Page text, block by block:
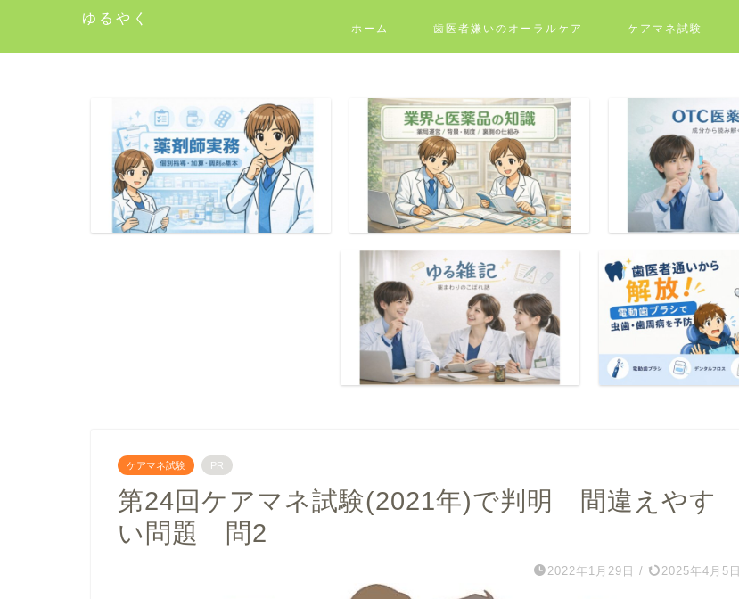
ゆるやく
ホーム 歯医者嫌いのオーラルケア ケアマネ試験
ケアマネ試験 PR
第24回ケアマネ試験(2021年)で判明 間違えやす
い問題 問2
2022年1月29日 / 2025年4月5日